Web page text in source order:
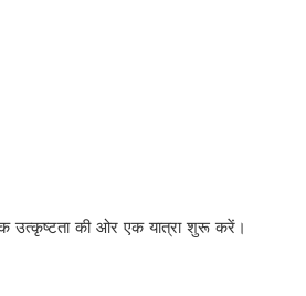
उत्कृष्टता की ओर एक यात्रा शुरू करें।